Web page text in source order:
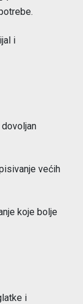
i
većih
koje bolje
i